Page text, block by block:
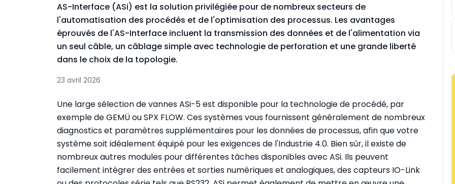
AS-Interface (ASi) est la solution privilégiée pour de nombreux secteurs de
l'automatisation des procédés et de l'optimisation des processus. Les avantages
éprouvés de l'AS-Interface incluent la transmission des données et de l'alimentation via
un seul câble, un câblage simple avec technologie de perforation et une grande liberté
dans le choix de la topologie.
23 avril 2026
Une large sélection de vannes ASi-5 est disponible pour la technologie de procédé, par
exemple de GEMÜ ou SPX FLOW. Ces systèmes vous fournissent généralement de nombreux
diagnostics et paramètres supplémentaires pour les données de processus, afin que votre
système soit idéalement équipé pour les exigences de l'Industrie 4.0. Bien sûr, il existe de
nombreux autres modules pour différentes tâches disponibles avec ASi. Ils peuvent
facilement intégrer des entrées et sorties numériques et analogiques, des capteurs IO-Link